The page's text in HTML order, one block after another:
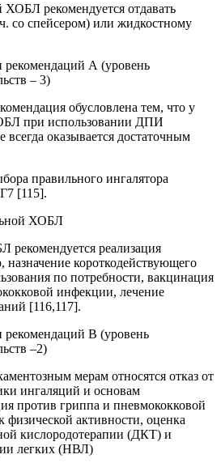
ХОБЛ рекомендуется отдавать
со спейсером) или жидкостному
рекомендаций А (уровень
– 3)
обусловлена тем, что у
при использовании ДПИ
оказывается достаточным
правильного ингалятора
[115].
ХОБЛ
рекомендуется реализация
короткодействующего
по потребности, вакцинация
инфекции, лечение
[116,117].
рекомендаций В (уровень
–2)
мерам относятся отказ от
ингаляций и основам
против гриппа и пневмококковой
активности, оценка
кислородотерапии (ДКТ) и
легких (НВЛ)